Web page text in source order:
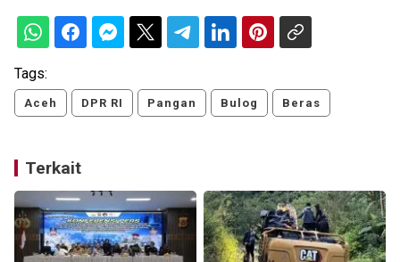
Tags:
Aceh DPR RI Pangan Bulog Beras
Terkait